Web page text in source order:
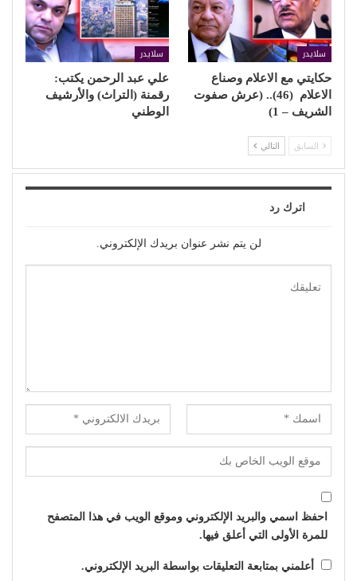
سلايدر
حكايتي مع الاعلام وصناع
الاعلام (46).. (عرش صفوت
الشريف – 1)
سلايدر
علي عبد الرحمن يكتب:
رقمنة (التراث) والأرشيف
الوطني
السابق التالي
اترك رد
لن يتم نشر عنوان بريدك الإلكتروني.
احفظ اسمي والبريد الإلكتروني وموقع الويب في هذا المتصفح
للمرة الأولى التي أعلق فيها.
أعلمني بمتابعة التعليقات بواسطة البريد الإلكتروني.